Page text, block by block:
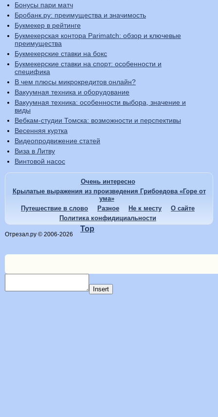
Бонусы пари матч
Бробанк.ру: преимущества и значимость
Букмекер в рейтинге
Букмекерская контора Parimatch: обзор и ключевые
преимущества
Букмекерские ставки на бокс
Букмекерские ставки на спорт: особенности и
специфика
В чем плюсы микрокредитов онлайн?
Вакуумная техника и оборудование
Вакуумная техника: особенности выбора, значение и
виды
Вебкам-студии Томска: возможности и перспективы
Весенняя куртка
Видеопродвижение статей
Виза в Литву
Винтовой насос
Очень интересно
Крылатые выражения из произведения Грибоедова «Горе от
ума»
Путешествие в слово
Разное Не к месту
О сайте
Политика конфидициальности
Отрезал.ру © 2006-2026
Top
Insert